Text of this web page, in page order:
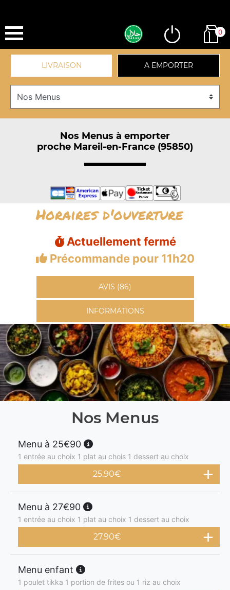
0
LIVRAISON A EMPORTER
Nos Menus à emporter
proche Mareil-en-France (95850)
Horaires d'ouverture
Actuellement fermé
Précommande pour 11h20
AVIS (86)
INFORMATIONS
Nos Menus
Menu à 25€90
1 entrée au choix 1 plat au chois 1 dessert au choix
25.90€
Menu à 27€90
1 entrée au choix 1 plat au choix 1 dessert au choix
27.90€
Menu enfant
1 poulet tikka 1 portion de frites ou 1 riz au choix